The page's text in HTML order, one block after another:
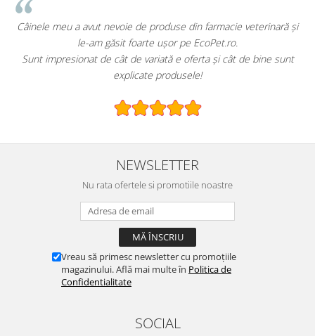
Câinele meu a avut nevoie de produse din farmacie veterinară și
le-am găsit foarte ușor pe EcoPet.ro.
Sunt impresionat de cât de variată e oferta și cât de bine sunt
explicate produsele!
NEWSLETTER
Nu rata ofertele si promotiile noastre
Vreau să primesc newsletter cu promoțiile
magazinului. Află mai multe în Politica de
Confidentialitate
SOCIAL